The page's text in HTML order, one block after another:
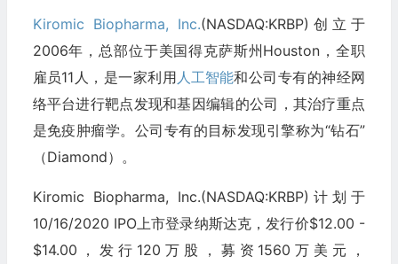
Kiromic Biopharma, Inc.(NASDAQ:KRBP)创立于
2006年，总部位于美国得克萨斯州Houston，全职
雇员11人，是一家利用人工智能和公司专有的神经网
络平台进行靶点发现和基因编辑的公司，其治疗重点
是免疫肿瘤学。公司专有的目标发现引擎称为“钻石”
（Diamond）。
Kiromic Biopharma, Inc.(NASDAQ:KRBP)计划于
10/16/2020 IPO上市登录纳斯达克，发行价$12.00 -
$14.00，发行120万股，募资1560万美元，